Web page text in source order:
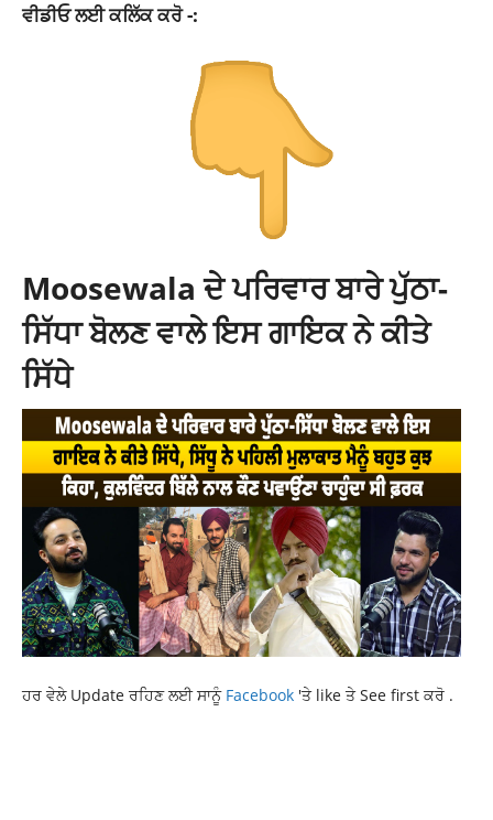
ਵੀਡੀਓ ਲਈ ਕਲਿੱਕ ਕਰੋ -:
Moosewala ਦੇ ਪਰਿਵਾਰ ਬਾਰੇ ਪੁੱਠਾ-
ਸਿੱਧਾ ਬੋਲਣ ਵਾਲੇ ਇਸ ਗਾਇਕ ਨੇ ਕੀਤੇ
ਸਿੱਧੇ
ਹਰ ਵੇਲੇ Update ਰਹਿਣ ਲਈ ਸਾਨੂੰ Facebook 'ਤੇ like ਤੇ See first ਕਰੋ .